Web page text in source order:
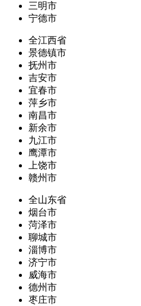
三明市
宁德市
全江西省
景德镇市
抚州市
吉安市
宜春市
萍乡市
南昌市
新余市
九江市
鹰潭市
上饶市
赣州市
全山东省
烟台市
菏泽市
聊城市
淄博市
济宁市
威海市
德州市
枣庄市